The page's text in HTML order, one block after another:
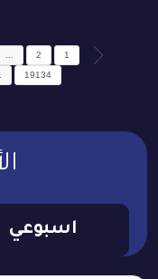
1
2
19134
اسبوعي